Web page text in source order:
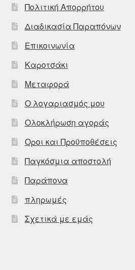
Πολιτική Απορρήτου
Διαδικασία Παραπόνων
Επικοινωνία
Καροτσάκι
Μεταφορά
Ο λογαριασμός μου
Ολοκλήρωση αγοράς
Οροι και Προϋποθέσεις
Παγκόσμια αποστολή
Παράπονα
πληρωμές
Σχετικά με εμάς